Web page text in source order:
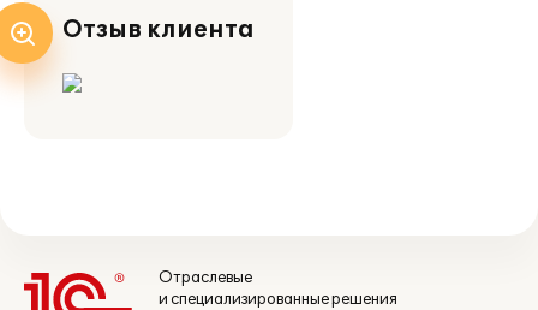
Отзыв клиента
Отраслевые
и специализированные решения